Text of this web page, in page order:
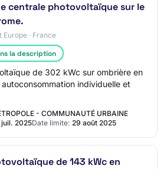
centrale photovoltaïque sur le
Europe · France
la description
de 302 kWc sur ombrière en
individuelle et
- COMMUNAUTÉ URBAINE
2025Date limite: 29 août 2025
de 143 kWc en